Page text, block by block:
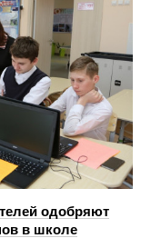
одобряют
в школе